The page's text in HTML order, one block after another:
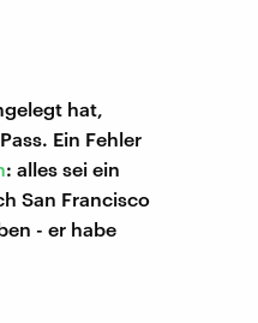
hat,
Ein Fehler
: alles sei ein
San Francisco
- er habe